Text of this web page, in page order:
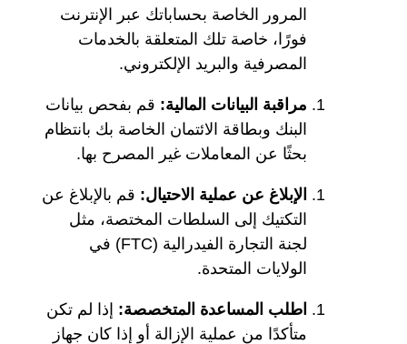
المرور الخاصة بحساباتك عبر الإنترنت
فورًا، خاصة تلك المتعلقة بالخدمات
المصرفية والبريد الإلكتروني.
مراقبة البيانات المالية: قم بفحص بيانات
البنك وبطاقة الائتمان الخاصة بك بانتظام
بحثًا عن المعاملات غير المصرح بها.
الإبلاغ عن عملية الاحتيال: قم بالإبلاغ عن
التكتيك إلى السلطات المختصة، مثل
لجنة التجارة الفيدرالية (FTC) في
الولايات المتحدة.
اطلب المساعدة المتخصصة: إذا لم تكن
متأكدًا من عملية الإزالة أو إذا كان جهاز